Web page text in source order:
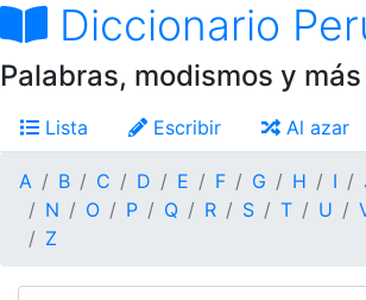
Diccionario
Palabras, modismos y más
Lista Escribir Al azar
A B C D E F G H I
N
O P Q R S T U
Z